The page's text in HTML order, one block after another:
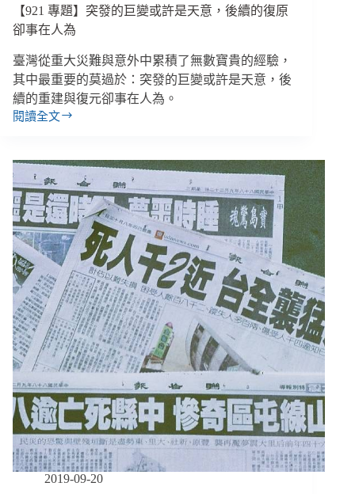
朦
朧
【921 專題】突發的巨變或許是天意，後續的復原
卻事在人為
臺灣從重大災難與意外中累積了無數寶貴的經驗，
其中最重要的莫過於：突發的巨變或許是天意，後
續的重建與復元卻事在人為。
閱讀全文
【921
突
發
的
巨
變
或
許
是
天
意，
後
續
的
復
原
卻
事
在
人
2019-09-20